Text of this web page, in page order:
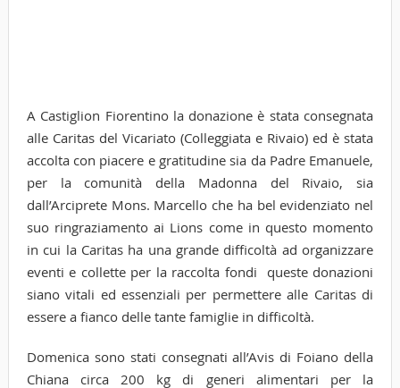
A Castiglion Fiorentino la donazione è stata consegnata
alle Caritas del Vicariato (Colleggiata e Rivaio) ed è stata
accolta con piacere e gratitudine sia da Padre Emanuele,
per la comunità della Madonna del Rivaio, sia
dall’Arciprete Mons. Marcello che ha bel evidenziato nel
suo ringraziamento ai Lions come in questo momento
in cui la Caritas ha una grande difficoltà ad organizzare
eventi e collette per la raccolta fondi queste donazioni
siano vitali ed essenziali per permettere alle Caritas di
essere a fianco delle tante famiglie in difficoltà.
Domenica sono stati consegnati all’Avis di Foiano della
Chiana circa 200 kg di generi alimentari per la